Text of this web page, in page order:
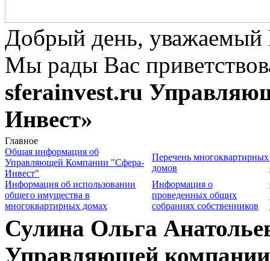
Добрый день, уважаемый
Мы рады Вас
sferainvest.ru
Инвест»
Главное
Общая информация об
Управляющей Компании "Сфера-
Инвест"
Перечень многоквартирных
домов
Информация об использовании
общего имущества в
многоквартирных домах
Информация о
проведенных общих
собраниях собственников
Сулина Ольга
Управляющей